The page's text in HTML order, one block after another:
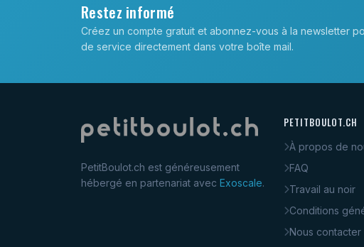
Restez informé
Créez un compte gratuit et abonnez-vous à la newsletter
de service directement dans votre boîte mail.
PetitBoulot.ch est généreusement
hébergé en partenariat avec Exoscale.
PETITBOULOT.CH
À propos de
FAQ
Travail au noir
Conditions
Nous contacter